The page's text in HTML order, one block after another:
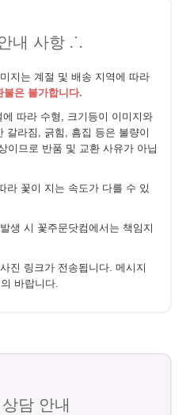
내 사항 ⸫
지는 계절 및 배송 지역에 따라
불은 불가합니다.
따라 수형, 크기등이 이미지와
갈라짐, 긁힘, 흠집 등은 불량이
이므로 반품 및 교환 사유가 아닙
라 꽃이 지는 속도가 다를 수 있
생 시 꽃주문닷컴에서는 책임지
진 링크가 전송됩니다. 메시지
바랍니다.
담 안내